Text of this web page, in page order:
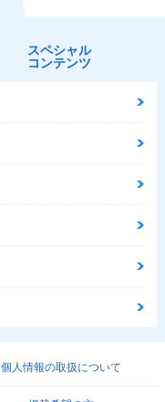
スペシャル
コンテンツ
個人情報の取扱について